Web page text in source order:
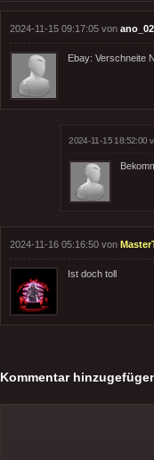
2024-11-15 09:17:05 von
Ebay: Verschneite
2024-11-15 18:52:00
2024-11-16 05:16:50 von
Ist doch toll
Kommentar